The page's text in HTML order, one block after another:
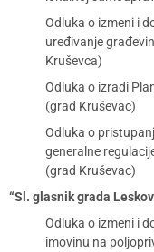
Odluka o izmeni i
uređivanje
Kruševca)
Odluka o izradi
(grad Kruševac)
Odluka o
generalne
(grad Kruševac)
“Sl. glasnik grada
Odluka o izmeni i
imovinu na